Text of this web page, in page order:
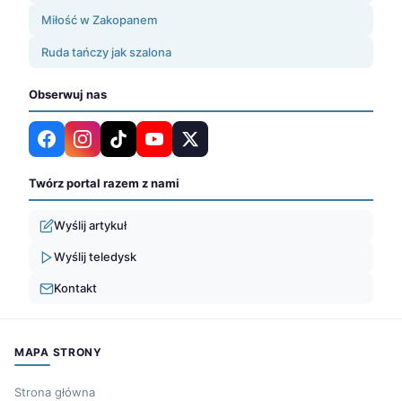
Miłość w Zakopanem
Ruda tańczy jak szalona
Obserwuj nas
Twórz portal razem z nami
Wyślij artykuł
Wyślij teledysk
Kontakt
MAPA STRONY
Strona główna